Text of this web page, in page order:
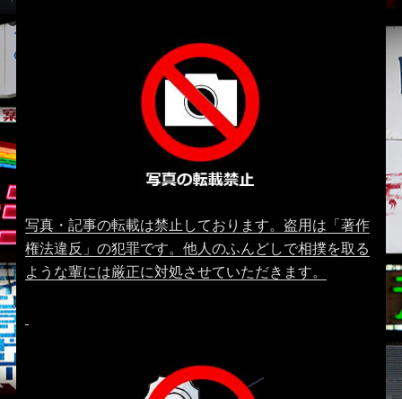
写真・記事の転載は禁止しております。盗用は「著作
権法違反」の犯罪です。他人のふんどしで相撲を取る
ような輩には厳正に対処させていただきます。